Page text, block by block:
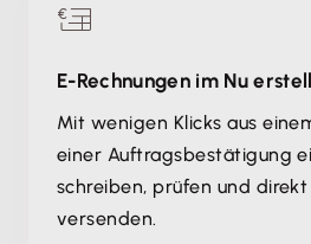
E-Rechnungen im Nu
Mit wenigen Klicks aus
einer Auftragsbestätigung
schreiben, prüfen und
versenden.